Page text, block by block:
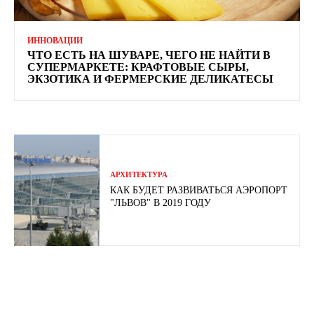
ИННОВАЦИИ
ЧТО ЕСТЬ НА ШУВАРЕ, ЧЕГО НЕ НАЙТИ В
СУПЕРМАРКЕТЕ: КРАФТОВЫЕ СЫРЫ,
ЭКЗОТИКА И ФЕРМЕРСКИЕ ДЕЛИКАТЕСЫ
АРХИТЕКТУРА
КАК БУДЕТ РАЗВИВАТЬСЯ АЭРОПОРТ
"ЛЬВОВ" В 2019 ГОДУ